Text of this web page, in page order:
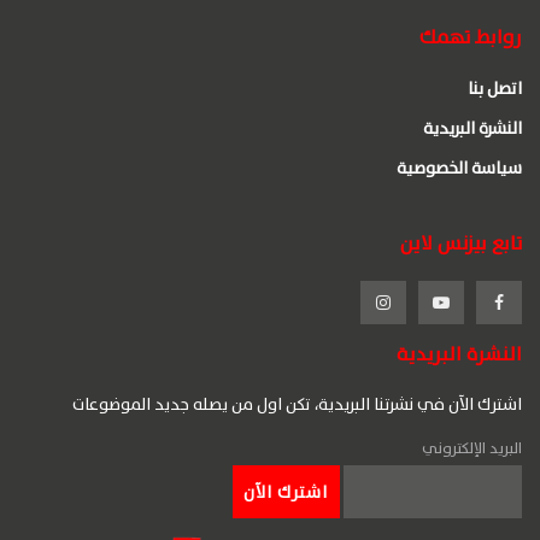
روابط تهمك
اتصل بنا
النشرة البريدية
سياسة الخصوصية
تابع بيزنس لاين
النشرة البريدية
اشترك الآن في نشرتنا البريدية، تكن اول من يصله جديد الموضوعات
البريد الإلكتروني